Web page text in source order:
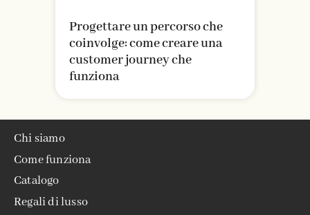
Progettare un percorso che
coinvolge: come creare una
customer journey che
funziona
Chi siamo
Come funziona
Catalogo
Regali di lusso